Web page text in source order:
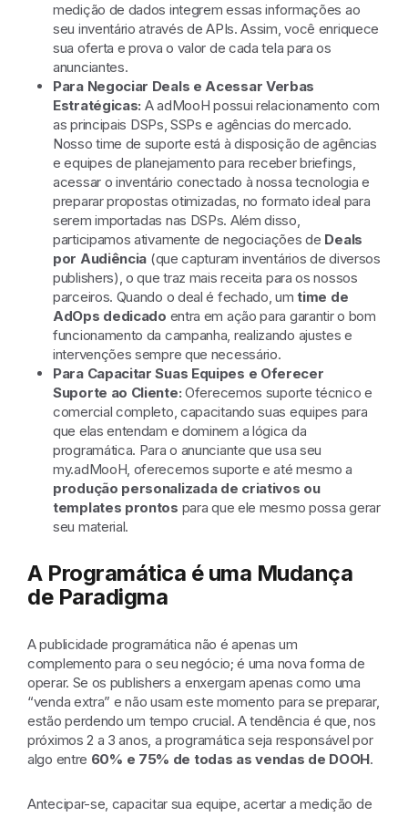
medição de dados integrem essas informações ao
seu inventário através de APIs. Assim, você enriquece
sua oferta e prova o valor de cada tela para os
anunciantes.
Para Negociar Deals e Acessar Verbas
Estratégicas: A adMooH possui relacionamento com
as principais DSPs, SSPs e agências do mercado.
Nosso time de suporte está à disposição de agências
e equipes de planejamento para receber briefings,
acessar o inventário conectado à nossa tecnologia e
preparar propostas otimizadas, no formato ideal para
serem importadas nas DSPs. Além disso,
participamos ativamente de negociações de Deals
por Audiência (que capturam inventários de diversos
publishers), o que traz mais receita para os nossos
parceiros. Quando o deal é fechado, umtime de
AdOps dedicado entra em ação para garantir o bom
funcionamento da campanha, realizando ajustes e
intervenções sempre que necessário.
Para Capacitar Suas Equipes e Oferecer
Suporte ao Cliente: Oferecemos suporte técnico e
comercial completo, capacitando suas equipes para
que elas entendam e dominem a lógica da
programática. Para o anunciante que usa seu
my.adMooH, oferecemos suporte e até mesmo a
produção personalizada de criativos ou
templates prontos para que ele mesmo possa gerar
seu material.
A Programática é uma Mudança
de Paradigma
A publicidade programática não é apenas um
complemento para o seu negócio; é uma nova forma de
operar. Se os publishers a enxergam apenas como uma
“venda extra” e não usam este momento para se preparar,
estão perdendo um tempo crucial. A tendência é que, nos
próximos 2 a 3 anos, a programática seja responsável por
algo entre 60% e 75% de todas as vendas de DOOH.
Antecipar-se, capacitar sua equipe, acertar a medição de